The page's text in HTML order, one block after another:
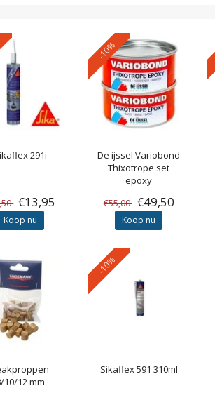
291i
€13,95
Koop nu
-10%
De ijssel Variobond
Thixotrope set
epoxy
€55,00 €49,50
Koop nu
10/12 mm
-10%
Sikaflex 591 310ml